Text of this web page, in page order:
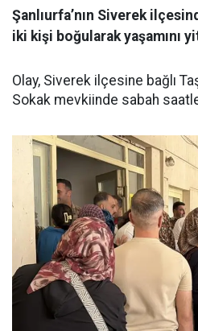
Şanlıurfa’nın Siverek
iki kişi boğularak yaşamını
Olay, Siverek ilçesine bağlı
Sokak mevkiinde sabah